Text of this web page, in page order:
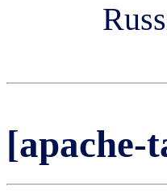
[apache-